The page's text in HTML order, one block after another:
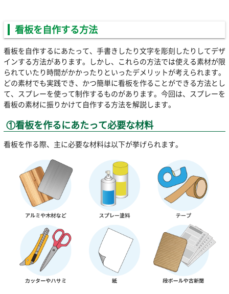
看板を自作する方法
看板を自作するにあたって、手書きしたり文字を彫刻したりしてデザ
インする方法があります。しかし、これらの方法では使える素材が限
られていたり時間がかかったりといったデメリットが考えられます。
どの素材でも実践でき、かつ簡単に看板を作ることができる方法とし
て、スプレーを使って制作するものがあります。今回は、スプレーを
看板の素材に振りかけて自作する方法を解説します。
①看板を作るにあたって必要な材料
看板を作る際、主に必要な材料は以下が挙げられます。